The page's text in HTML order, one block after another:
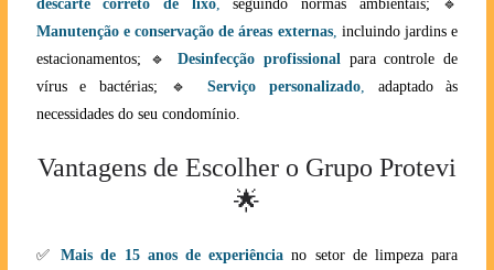
descarte correto de lixo, seguindo normas ambientais; 🔹
Manutenção e conservação de áreas externas, incluindo jardins e
estacionamentos; 🔹Desinfecção profissionalpara controle de
vírus e bactérias; 🔹Serviço personalizado, adaptado às
necessidades do seu condomínio.
Vantagens de Escolher o Grupo Protevi
🌟
✅Mais de 15 anos de experiência no setor de limpeza para